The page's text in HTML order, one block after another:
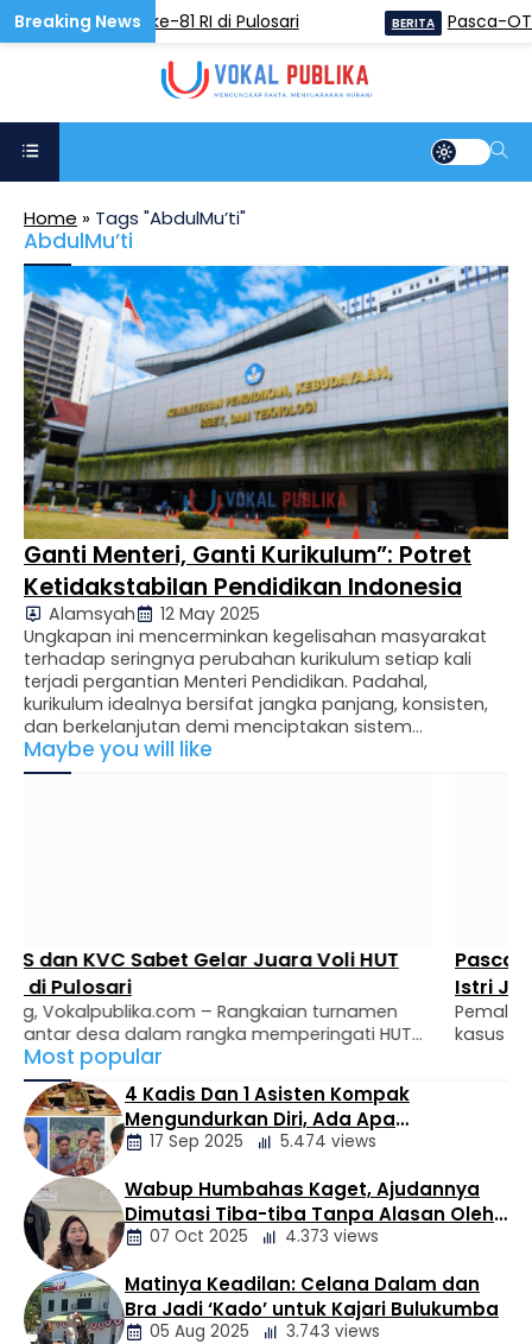
Voli HUT ke-81 RI di Pulosari BERITA Pasca-OTT
Home » Tags "AbdulMu’ti"
AbdulMu’ti
Ganti Menteri, Ganti Kurikulum”: Potret
Ketidakstabilan Pendidikan Indonesia
Alamsyah
12 May 2025
Ungkapan ini mencerminkan kegelisahan masyarakat
terhadap seringnya perubahan kurikulum setiap kali
terjadi pergantian Menteri Pendidikan. Padahal,
kurikulum idealnya bersifat jangka panjang, konsisten,
dan berkelanjutan demi menciptakan sistem
pendidikan yang stabil dan berkualitas. Sejarah Singkat
Kurikulum di Indonesia Menurut studi Alhamuddin (2014),
Maybe you will like
Pasca-OTT KPK Bupati Pemalang, Sosok Sang
Istri Jadi Perbincangan Publik di Media Sosial
Pemalang, Vokalpublika.com — Sorotan publik terhadap
kasus Operasi Tangkap Tangan (OTT) yang melibatkan
Bupati Pemalang, Anom Widiyantoro, kini merembet
pada sosok sang istri, dr. Noor Faizah Maenofie (NFM).
Keberadaan dan rekam jejak NFM kembali ramai
dibahas netizen di media sosial usai dirinya turut
diamankan penyidik Komisi Pemberantas Korupsi (KPK). ​
Berdasarkan unggahan salah satu akun Facebook …
Most popular
Berita
Daerah
4 Kadis Dan 1 Asisten Kompak
Mengundurkan Diri, Ada Apa
Pemerintahan Oloan
17 Sep 2025 5.474 views
Berita
Daerah
Wabup Humbahas Kaget, Ajudannya
Dimutasi Tiba-tiba Tanpa Alasan Oleh
Bupati
07 Oct 2025 4.373 views
Matinya Keadilan: Celana Dalam dan
Bra Jadi ‘Kado’ untuk Kajari Bulukumba
05 Aug 2025 3.743 views